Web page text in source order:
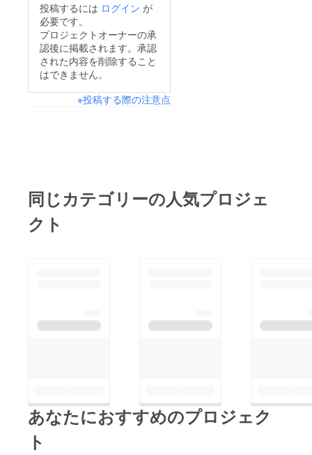
実際のイベントへ参加
を決めてくださった方
も大勢います。 私た
ちのイベントは、もう
あとはいかに資金を集
持った人をいかに招く
か。そこが大きく立ち
る楽しさやすばらしさ
だ。」と踏みとどまっ
投稿するには ログイン が
必要です。
プロジェクトオーナーの承
認後に掲載されます。承認
された内容を削除すること
はできません。
※投稿する際の注意点
同じカテゴリーの人気プロジェ
クト
あなたにおすすめのプロジェク
ト